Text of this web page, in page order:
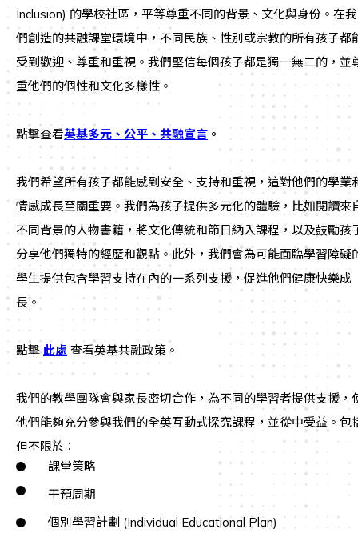
Inclusion) 的學校社區，平等尊重不同的背景、文化與身份。在我
們創造的共融課堂環境中，不同民族、性別或宗教的所有孩子都
受到歡迎、尊重和重視。我們堅信每個孩子都是獨一無二的，並
重他們的個性和文化多樣性。
點擊查看英基多元、公平、共融宣言 。
我們希望所有孩子都能感到安全、支持和重視，這對他們的學業
情感成長至關重要。我們為孩子提供多元化的體驗，比如閱讀來
不同背景的人物書籍，將文化傳統和節日納入課程，以及鼓勵孩
分享他們獨特的經歷和觀點。此外，我們會為可能面臨學習障礙
學生提供包含學習支持在內的一系列支援，促進他們健康快樂成
長。
點擊此處 查看英基共融政策。
我們的教學團隊會與家長密切合作，為不同的學習者提供支援，
他們能夠充分參與我們的全英互動式探究課程，並從中受益。包
但不限於：
課堂策略
干預周期
個別學習計劃 (Individual Educational Plan)